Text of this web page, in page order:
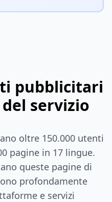
pubblicitari
servizio
oltre 150.000 utenti
pagine in 17 lingue.
queste pagine di
profondamente
e servizi